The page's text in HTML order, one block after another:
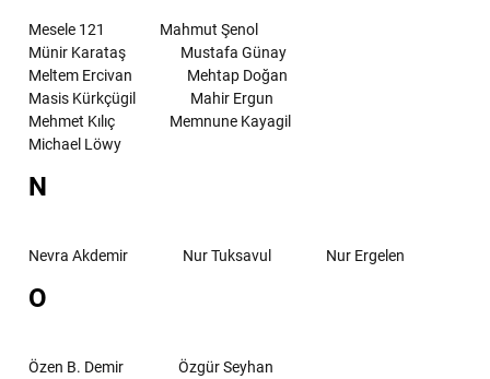
Mesele 121
Mahmut Şenol
Münir Karataş
Mustafa Günay
Meltem Ercivan
Mehtap Doğan
Masis Kürkçügil
Mahir Ergun
Mehmet Kılıç
Memnune Kayagil
Michael Löwy
N
Nevra Akdemir Nur Tuksavul Nur Ergelen
O
Özen B. Demir
Özgür Seyhan